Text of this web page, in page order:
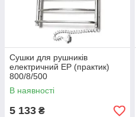
Сушки для рушників
електричний EP (практик)
800/8/500
В наявності
5 133 ₴